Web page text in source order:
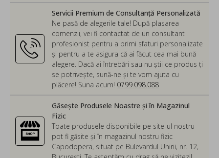
Servicii Premium de Consultanță Personalizată
Ne pasă de alegerile tale! După plasarea
comenzii, vei fi contactat de un consultant
profesionist pentru a primi sfaturi personalizate
și pentru a te asigura că ai făcut cea mai bună
alegere. Dacă ai întrebări sau nu știi ce produs ți
se potrivește, sună-ne și te vom ajuta cu
plăcere! Suna acum! 0799.098.088
Găsește Produsele Noastre și în Magazinul
Fizic
Toate produsele disponibile pe site-ul nostru
pot fi găsite și în magazinul nostru fizic
Capodopera, situat pe Bulevardul Unirii, nr. 12,